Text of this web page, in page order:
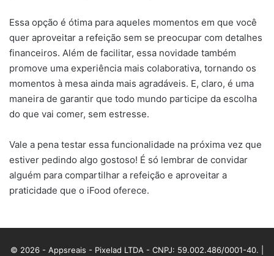
Essa opção é ótima para aqueles momentos em que você
quer aproveitar a refeição sem se preocupar com detalhes
financeiros. Além de facilitar, essa novidade também
promove uma experiência mais colaborativa, tornando os
momentos à mesa ainda mais agradáveis. E, claro, é uma
maneira de garantir que todo mundo participe da escolha
do que vai comer, sem estresse.
Vale a pena testar essa funcionalidade na próxima vez que
estiver pedindo algo gostoso! É só lembrar de convidar
alguém para compartilhar a refeição e aproveitar a
praticidade que o iFood oferece.
© 2026 - Appsreais - Pixelad LTDA - CNPJ: 59.002.486/0001-40. |